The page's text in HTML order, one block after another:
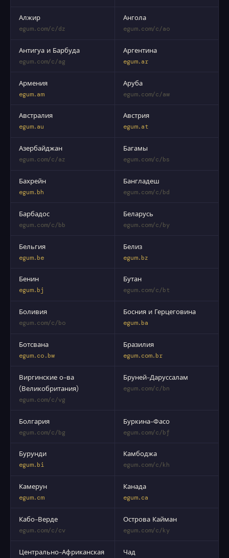
Алжир
egum.com/c/dz
Ангола
egum.com/c/ao
Антигуа и Барбуда
egum.com/c/ag
Аргентина
egum.ar
Армения
egum.am
Аруба
egum.com/c/aw
Австралия
egum.au
Австрия
egum.at
Азербайджан
egum.com/c/az
Багамы
egum.com/c/bs
Бахрейн
egum.bh
Бангладеш
egum.com/c/bd
Барбадос
egum.com/c/bb
Беларусь
egum.com/c/by
Бельгия
egum.be
Белиз
egum.bz
Бенин
egum.bj
Бутан
egum.com/c/bt
Боливия
egum.com/c/bo
Босния и Герцеговина
egum.ba
Ботсвана
egum.co.bw
Бразилия
egum.com.br
Виргинские о-ва
(Великобритания)
egum.com/c/vg
Бруней-Даруссалам
egum.com/c/bn
Болгария
egum.com/c/bg
Буркина-Фасо
egum.com/c/bf
Бурунди
egum.bi
Камбоджа
egum.com/c/kh
Камерун
egum.cm
Канада
egum.ca
Кабо-Верде
egum.com/c/cv
Острова Кайман
egum.com/c/ky
Центрально-Африканская
Чад